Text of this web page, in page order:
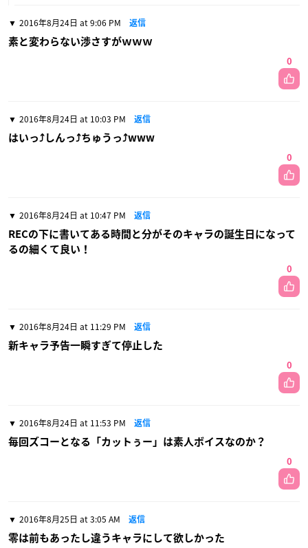
2016年8月24日 at 9:06 PM 返信
素と変わらない渉さすがｗｗｗ
0
2016年8月24日 at 10:03 PM 返信
はいっ⤴しんっ⤴ちゅうっ⤴www
0
2016年8月24日 at 10:47 PM 返信
RECの下に書いてある時間と分がそのキャラの誕生日になって
るの細くて良い！
0
2016年8月24日 at 11:29 PM 返信
新キャラ予告一瞬すぎて停止した
0
2016年8月24日 at 11:53 PM 返信
毎回ズコーとなる「カットぅー」は素人ボイスなのか？
0
2016年8月25日 at 3:05 AM 返信
零は前もあったし違うキャラにして欲しかった